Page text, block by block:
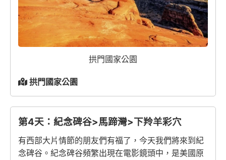
拱門國家公園
拱門國家公園
第4天：紀念碑谷>馬蹄灣>下羚羊彩穴
有西部大片情節的朋友們有福了，今天我們將來到紀
念碑谷。紀念碑谷頻繁出現在電影鏡頭中，是美國原